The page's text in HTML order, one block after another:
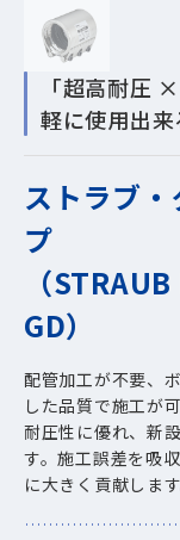
「超高耐圧
軽に使用出来
ストラブ
プ
（
GD）
配管加工が不要、
した品質で施工が可
耐圧性に優れ、新
す。施工誤差を吸
に大きく貢献します